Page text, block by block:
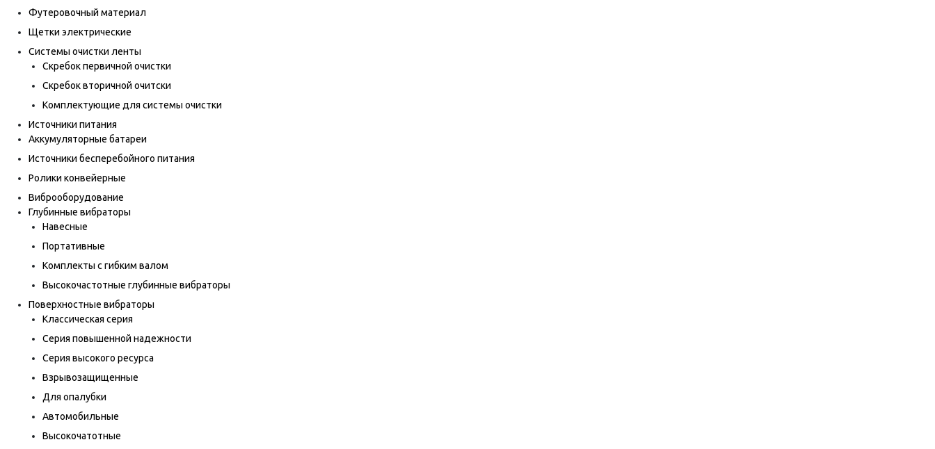
Футеровочный материал
Щетки электрические
Системы очистки ленты
Скребок первичной очистки
Скребок вторичной очитски
Комплектующие для системы очистки
Источники питания
Аккумуляторные батареи
Источники бесперебойного питания
Ролики конвейерные
Виброоборудование
Глубинные вибраторы
Навесные
Портативные
Комплекты с гибким валом
Высокочастотные глубинные вибраторы
Поверхностные вибраторы
Классическая серия
Серия повышенной надежности
Серия высокого ресурса
Взрывозащищенные
Для опалубки
Автомобильные
Высокочатотные